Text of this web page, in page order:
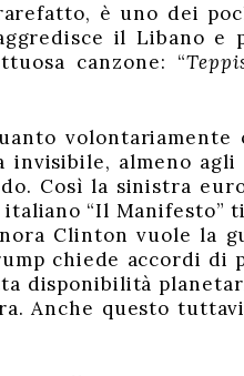
è uno dei
il Libano e
canzone: “
almeno
Così la sinistra
“Il Manifesto”
Clinton vuole la
chiede accordi
disponibilità
Anche questo